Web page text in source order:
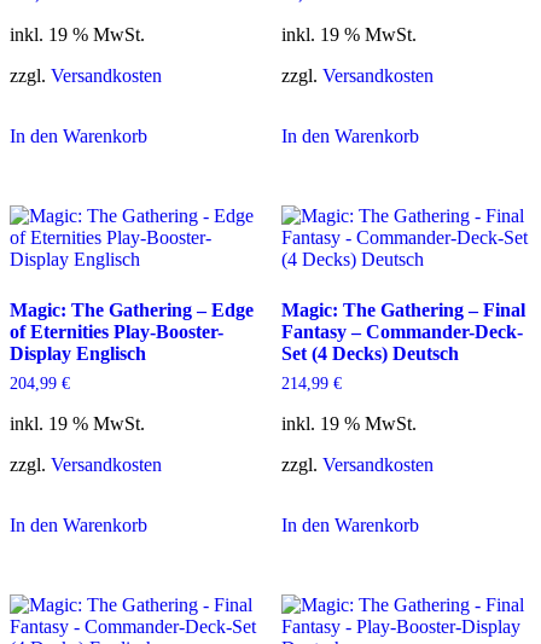
inkl. 19 % MwSt.
zzgl. Versandkosten
In den Warenkorb
inkl. 19 % MwSt.
zzgl. Versandkosten
In den Warenkorb
Magic: The Gathering – Edge
of Eternities Play-Booster-
Display Englisch
204,99 €
inkl. 19 % MwSt.
zzgl. Versandkosten
In den Warenkorb
Magic: The Gathering – Final
Fantasy – Commander-Deck-
Set (4 Decks) Deutsch
214,99 €
inkl. 19 % MwSt.
zzgl. Versandkosten
In den Warenkorb